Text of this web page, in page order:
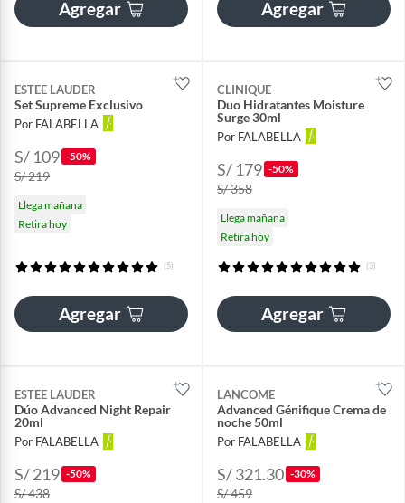
Agregar Agregar
ESTEE LAUDER
Set Supreme Exclusivo
Por FALABELLA
S/ 109 -50%
S/ 219
Llega mañana
Retira hoy
(5)
Agregar
CLINIQUE
Duo Hidratantes Moisture
Surge 30ml
Por FALABELLA
S/ 179 -50%
S/ 358
Llega mañana
Retira hoy
(3)
Agregar
ESTEE LAUDER
Dúo Advanced Night Repair
20ml
Por FALABELLA
S/ 219 -50%
S/ 438
LANCOME
Advanced Génifique Crema de
noche 50ml
Por FALABELLA
S/ 321.30 -30%
S/ 459